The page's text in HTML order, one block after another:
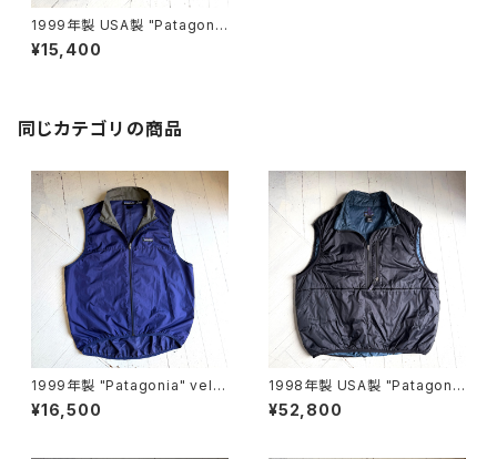
1999年製 USA製 "Patagoni
a" retro-x vest
¥15,400
同じカテゴリの商品
1999年製 "Patagonia" velo
city vest
¥16,500
1998年製 USA製 "Patagoni
a" puffball vest
¥52,800